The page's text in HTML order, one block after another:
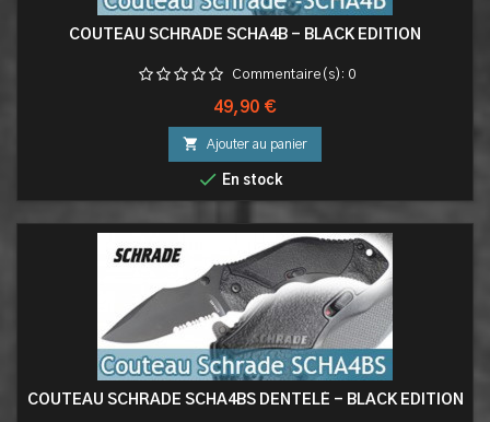
COUTEAU SCHRADE SCHA4B - BLACK EDITION
Commentaire(s): 0
Prix
49,90 €
 Ajouter au panier
 En stock
COUTEAU SCHRADE SCHA4BS DENTELÉ - BLACK EDITION